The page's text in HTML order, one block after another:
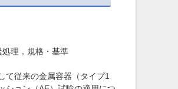
理，規格・基準
従来の金属容器（タイプ1